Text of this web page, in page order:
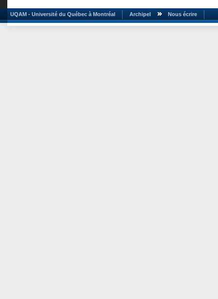
UQAM - Université du Québec à Montréal Archipel Nous écrire